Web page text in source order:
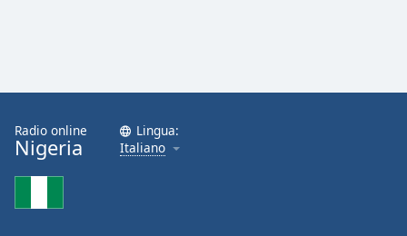
Radio online
Nigeria
Lingua:
Italiano